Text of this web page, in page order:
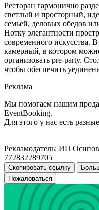
Ресторан гармонично
светлый и просторный,
семьей, деловых обедов
Нотку элегантности
современного искусства.
камерный, в котором
организовать pre-party.
чтобы обеспечить
Реклама
Мы помогаем нашим
EventBooking.
Для этого у нас есть
Рекламодатель: ИП
772832289705
Скопировать ссылку
Пожаловаться